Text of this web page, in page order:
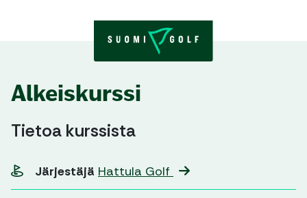
Alkeiskurssi
Tietoa kurssista
Järjestäjä Hattula Golf